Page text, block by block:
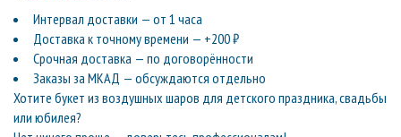
Интервал доставки — от 1 часа
Доставка к точному времени — +200 ₽
Срочная доставка — по договорённости
Заказы за МКАД — обсуждаются отдельно
Хотите букет из воздушных шаров для детского праздника, свадьбы
или юбилея?